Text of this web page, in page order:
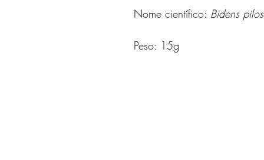
Nome científico: Bidens
Peso: 15g